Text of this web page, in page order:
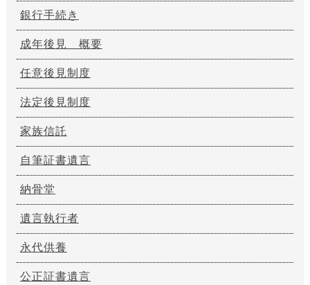
銀行手続き
成年後見 概要
任意後見制度
法定後見制度
家族信託
自筆証書遺言
納骨堂
遺言執行者
永代供養
公正証書遺言